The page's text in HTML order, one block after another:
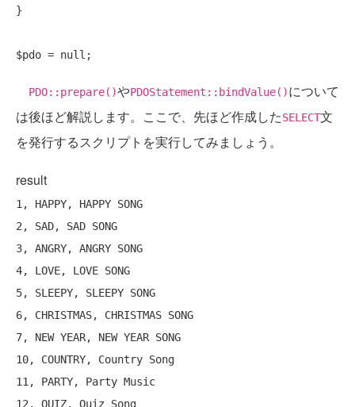
}
PDO::prepare()やPDOStatement::bindValue()について
は後ほど解説します。ここで、先ほど作成したSELECT文
を発行するスクリプトを実行してみましょう。
result
1, HAPPY, HAPPY SONG
2, SAD, SAD SONG
3, ANGRY, ANGRY SONG
4, LOVE, LOVE SONG
5, SLEEPY, SLEEPY SONG
6, CHRISTMAS, CHRISTMAS SONG
7, NEW YEAR, NEW YEAR SONG
10, COUNTRY, Country Song
11, PARTY, Party Music